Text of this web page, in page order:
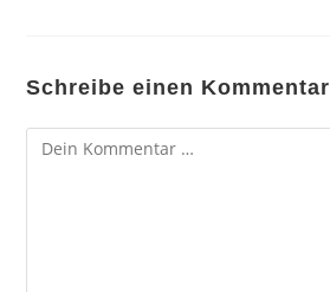
Schreibe einen Kommentar
Kommentar